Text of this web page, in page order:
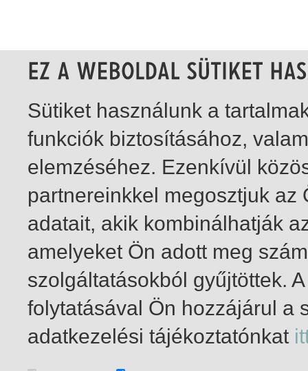
1-4 / összesen 4 találat
Sütiket használunk a
funkciók biztosításához,
elemzéséhez. Ezenkívül
partnereinkkel megosztjuk
adatait, akik kombinálhatják
amelyeket Ön adott meg
szolgáltatásokból gyűjtöttek.
folytatásával Ön hozzájárul a
adatkezelési tájékoztatónkat